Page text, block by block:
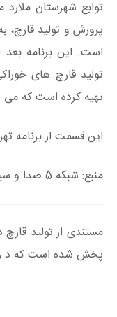
توابع شهرستان
پرورش و تولید قارچ،
است. این برنامه بعد
تولید قارچ های
تهیه کرده است که می
این قسمت از برنامه تهرانگرد 19 خرداد 1402
منبع: شبکه 5 صدا و سیما
مستندی از تولید
پخش شده است که د